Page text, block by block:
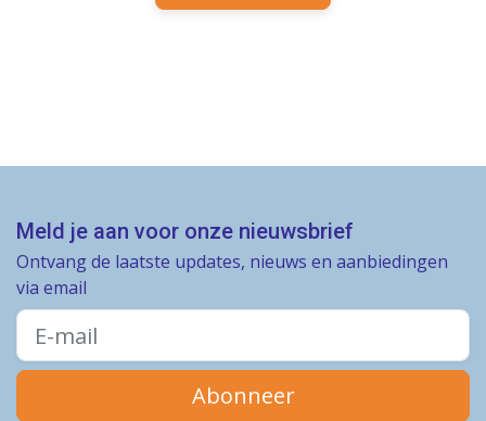
Meld je aan voor onze nieuwsbrief
Ontvang de laatste updates, nieuws en aanbiedingen
via email
Abonneer